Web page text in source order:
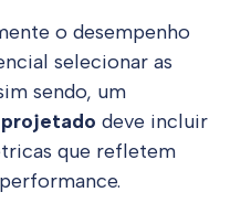
o desempenho
selecionar as
sendo, um
projetado deve incluir
que refletem